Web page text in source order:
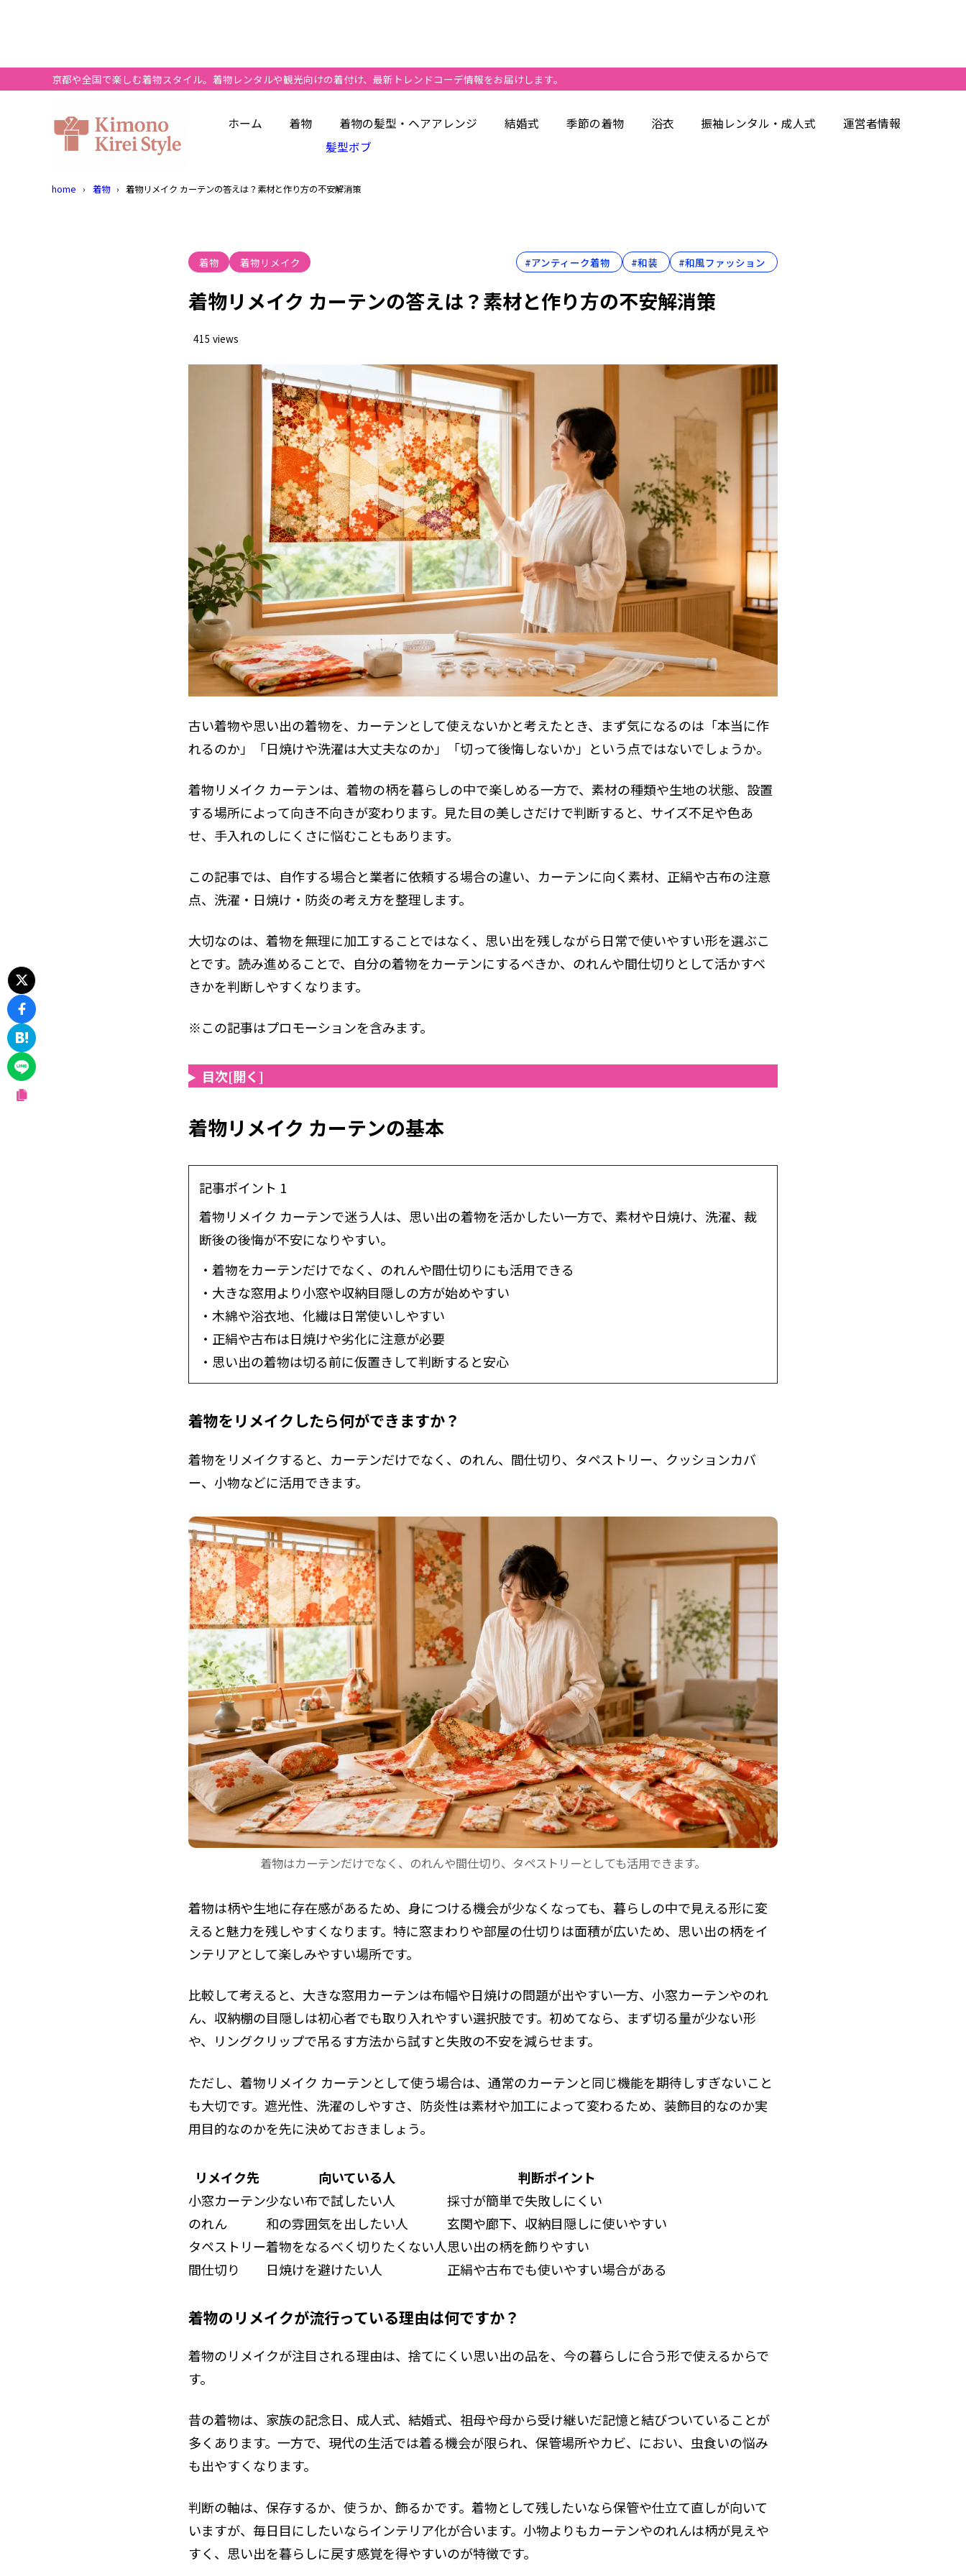
京都や全国で楽しむ着物スタイル。着物レンタルや観光向けの着付け、最新トレンドコーデ情報をお届けします。
ホーム 着物
着物の髪型・ヘアアレンジ
髪型ボブ
結婚式 季節の着物 浴衣 振袖レンタル・成人式 運営者情報
home 着物 着物リメイク カーテンの答えは？素材と作り方の不安解消策
着物 着物リメイク #アンティーク着物 #和装 #和風ファッション
着物リメイク カーテンの答えは？素材と作り方の不安解消策
415 views
古い着物や思い出の着物を、カーテンとして使えないかと考えたとき、まず気になるのは「本当に作
れるのか」「日焼けや洗濯は大丈夫なのか」「切って後悔しないか」という点ではないでしょうか。
着物リメイク カーテンは、着物の柄を暮らしの中で楽しめる一方で、素材の種類や生地の状態、設置
する場所によって向き不向きが変わります。見た目の美しさだけで判断すると、サイズ不足や色あ
せ、手入れのしにくさに悩むこともあります。
この記事では、自作する場合と業者に依頼する場合の違い、カーテンに向く素材、正絹や古布の注意
点、洗濯・日焼け・防炎の考え方を整理します。
大切なのは、着物を無理に加工することではなく、思い出を残しながら日常で使いやすい形を選ぶこ
とです。読み進めることで、自分の着物をカーテンにするべきか、のれんや間仕切りとして活かすべ
きかを判断しやすくなります。
※この記事はプロモーションを含みます。
目次[開く]
着物リメイク カーテンの基本
記事ポイント 1
着物リメイク カーテンで迷う人は、思い出の着物を活かしたい一方で、素材や日焼け、洗濯、裁
断後の後悔が不安になりやすい。
・着物をカーテンだけでなく、のれんや間仕切りにも活用できる
・大きな窓用より小窓や収納目隠しの方が始めやすい
・木綿や浴衣地、化繊は日常使いしやすい
・正絹や古布は日焼けや劣化に注意が必要
・思い出の着物は切る前に仮置きして判断すると安心
着物をリメイクしたら何ができますか？
着物をリメイクすると、カーテンだけでなく、のれん、間仕切り、タペストリー、クッションカバ
ー、小物などに活用できます。
着物はカーテンだけでなく、のれんや間仕切り、タペストリーとしても活用できます。
着物は柄や生地に存在感があるため、身につける機会が少なくなっても、暮らしの中で見える形に変
えると魅力を残しやすくなります。特に窓まわりや部屋の仕切りは面積が広いため、思い出の柄をイ
ンテリアとして楽しみやすい場所です。
比較して考えると、大きな窓用カーテンは布幅や日焼けの問題が出やすい一方、小窓カーテンやのれ
ん、収納棚の目隠しは初心者でも取り入れやすい選択肢です。初めてなら、まず切る量が少ない形
や、リングクリップで吊るす方法から試すと失敗の不安を減らせます。
ただし、着物リメイク カーテンとして使う場合は、通常のカーテンと同じ機能を期待しすぎないこと
も大切です。遮光性、洗濯のしやすさ、防炎性は素材や加工によって変わるため、装飾目的なのか実
用目的なのかを先に決めておきましょう。
リメイク先 向いている人
判断ポイント
小窓カーテン少ない布で試したい人
採寸が簡単で失敗しにくい
のれん
和の雰囲気を出したい人
玄関や廊下、収納目隠しに使いやすい
タペストリー着物をなるべく切りたくない人思い出の柄を飾りやすい
間仕切り
日焼けを避けたい人 正絹や古布でも使いやすい場合がある
着物のリメイクが流行っている理由は何ですか？
着物のリメイクが注目される理由は、捨てにくい思い出の品を、今の暮らしに合う形で使えるからで
す。
昔の着物は、家族の記念日、成人式、結婚式、祖母や母から受け継いだ記憶と結びついていることが
多くあります。一方で、現代の生活では着る機会が限られ、保管場所やカビ、におい、虫食いの悩み
も出やすくなります。
判断の軸は、保存するか、使うか、飾るかです。着物として残したいなら保管や仕立て直しが向いて
いますが、毎日目にしたいならインテリア化が合います。小物よりもカーテンやのれんは柄が見えや
すく、思い出を暮らしに戻す感覚を得やすいのが特徴です。
着物をリメイクしたら何ができますか？
1.3 カーテンに向く着物素材
1.5 のれんや間仕切り活用
1.7 自作に役立つおすすめ道具
2.1 着物のリメイクは洗濯できますか？
2.2 自作する場合の準備
2.3 業者依頼の流れと費用
2.4 日焼けと防炎の注意点
2.5 失敗しない確認ポイント
2.6 実際に作る前のQ&A
2.7 着物リメイク カーテンのまとめ